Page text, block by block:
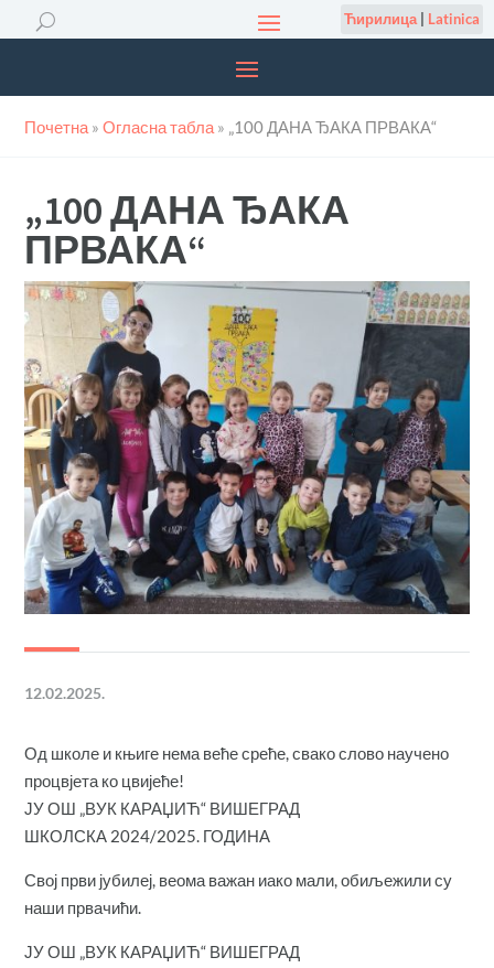
Ћирилица| Latinica
Почетна »Огласна табла » „100 ДАНА ЂАКА ПРВАКА“
„100 ДАНА ЂАКА
ПРВАКА“
12.02.2025.
Од школе и књиге нема веће среће, свако слово научено
процвјета ко цвијеће!
ЈУ ОШ „ВУК КАРАЏИЋ“ ВИШЕГРАД
ШКОЛСКА 2024/2025. ГОДИНА
Свој први јубилеј, веома важан иако мали, обиљежили су
наши првачићи.
ЈУ ОШ „ВУК КАРАЏИЋ“ ВИШЕГРАД